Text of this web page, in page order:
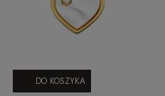
DO KOSZYKA